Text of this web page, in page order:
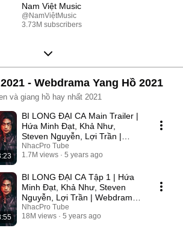
Nam Việt Music
@NamViệtMusic
3.73M subscribers
- Webdrama Yang Hồ 2021
và giang hồ hay nhất 2021
BI LONG ĐẠI CA Main Trailer |
Hứa Minh Đạt, Khả Như,
Steven Nguyễn, Lợi Trần |
Webdrama Yang Hồ 2021
NhacPro Tube
1.7M views
5 years ago
BI LONG ĐẠI CA Tập 1 | Hứa
Minh Đạt, Khả Như, Steven
Nguyễn, Lợi Trần | Webdrama
Yang Hồ 2021
NhacPro Tube
18M views
5 years ago